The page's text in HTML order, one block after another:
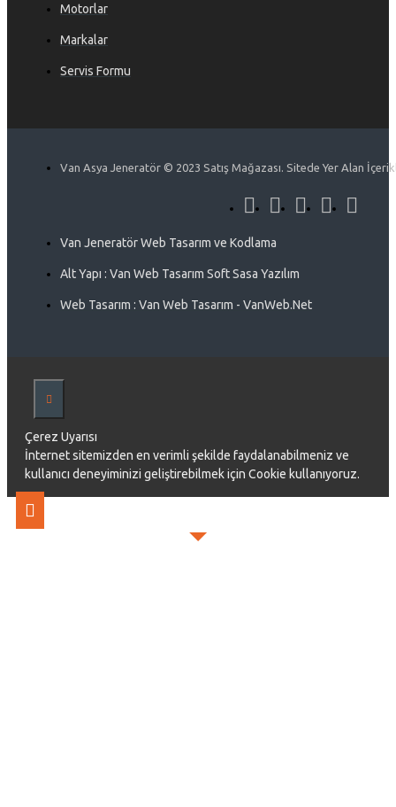
Motorlar
Markalar
Servis Formu
Van Asya Jeneratör © 2023 Satış Mağazası. Sitede Yer Alan
Van Jeneratör Web Tasarım ve Kodlama
Alt Yapı : Van Web Tasarım Soft Sasa Yazılım
Web Tasarım : Van Web Tasarım - VanWeb.Net
Çerez Uyarısı
İnternet sitemizden en verimli şekilde faydalanabilmeniz ve
kullanıcı deneyiminizi geliştirebilmek için Cookie kullanıyoruz.